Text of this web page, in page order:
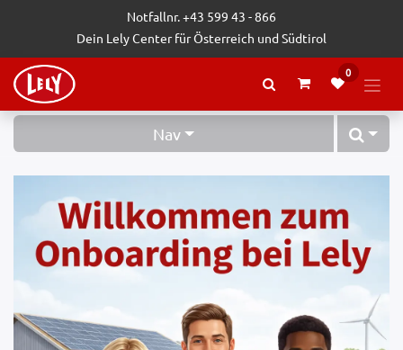
Zum Inhalt springenNotfallnr. +43 599 43 - 866
Dein Lely Center für Österreich und Südtirol
0
Nav